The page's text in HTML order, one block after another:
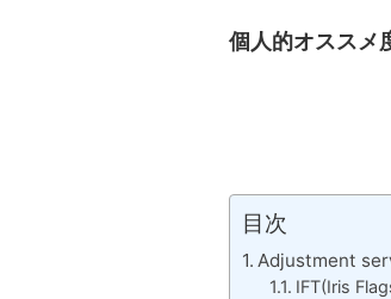
個人的オススメ
目次
Adjustment
IFT(Iris